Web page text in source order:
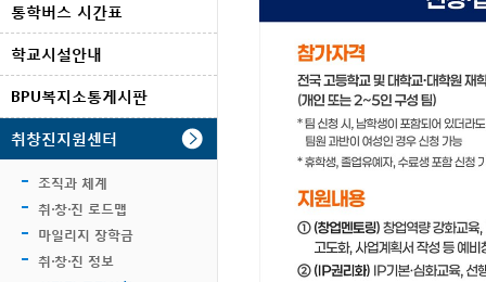
통학버스 시간표
학교시설안내
BPU복지소통게시판
취창진지원센터
조직과 체계
취·창·진 로드맵
마일리지 장학금
취·창·진 정보